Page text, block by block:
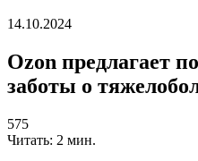
14.10.2024
Ozon предлагает
заботы о
575
Читать: 2 мин.